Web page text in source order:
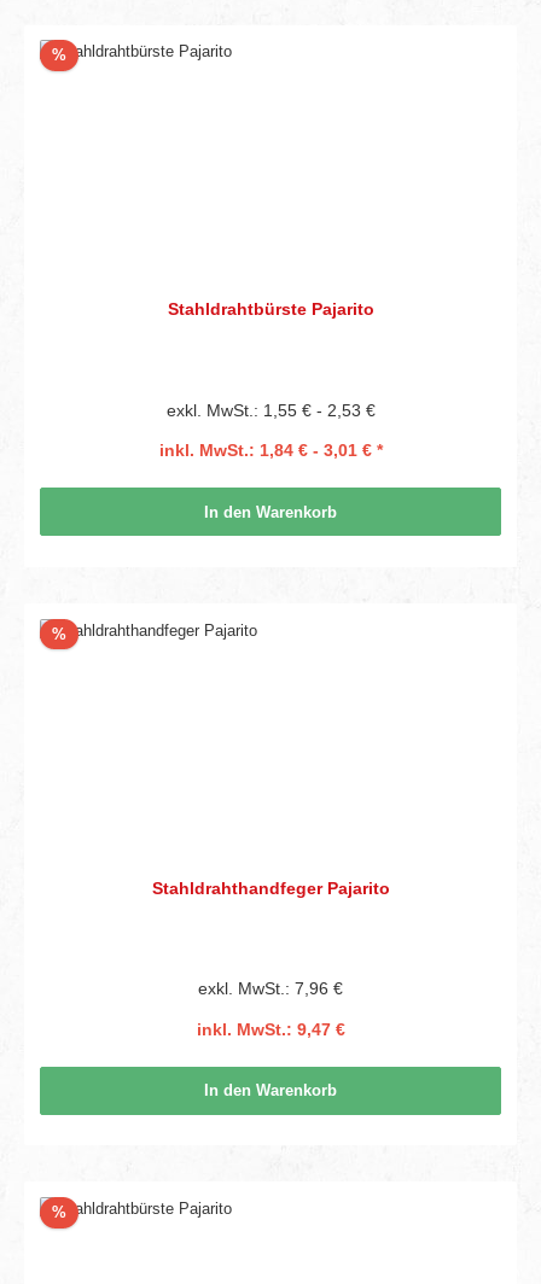
%Rabatt
Stahldrahtbürste Pajarito
exkl. MwSt.: 1,55 € - 2,53 €
inkl. MwSt.: 1,84 € - 3,01 € *
In den Warenkorb
%Rabatt
Stahldrahthandfeger Pajarito
exkl. MwSt.: 7,96 €
inkl. MwSt.: 9,47 €
In den Warenkorb
%Rabatt